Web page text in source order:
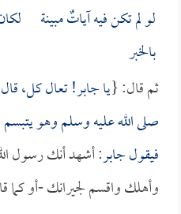
لو لم تكن فيه آياتٌ مبينة
بالخبر
ثم قال: {ياجابر! تعال كل،
صلى الله عليه وسلم وهو
فيقولجابر: أشهد أنك رسول
وأهلك واقسم لجيرانك -أو كما